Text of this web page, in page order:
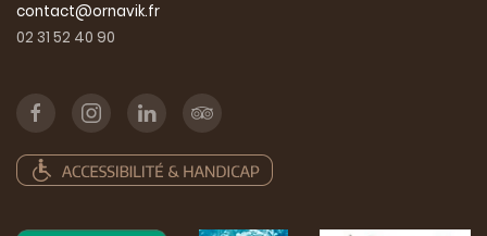
contact@ornavik.fr
02 31 52 40 90